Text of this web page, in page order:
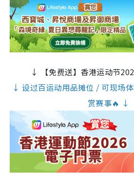
↓ 【免费送】香港运动节
↓ 设过百运动用品摊位 / 可现场
赏赛事🔥 ↓